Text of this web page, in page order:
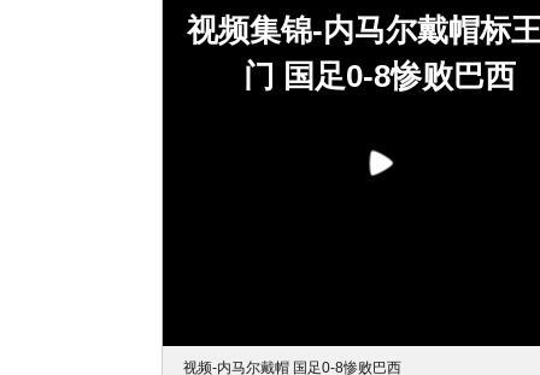
视频集锦-内马尔戴帽标
门 国足0-8惨败巴西
视频-内马尔戴帽 国足0-8惨败巴西